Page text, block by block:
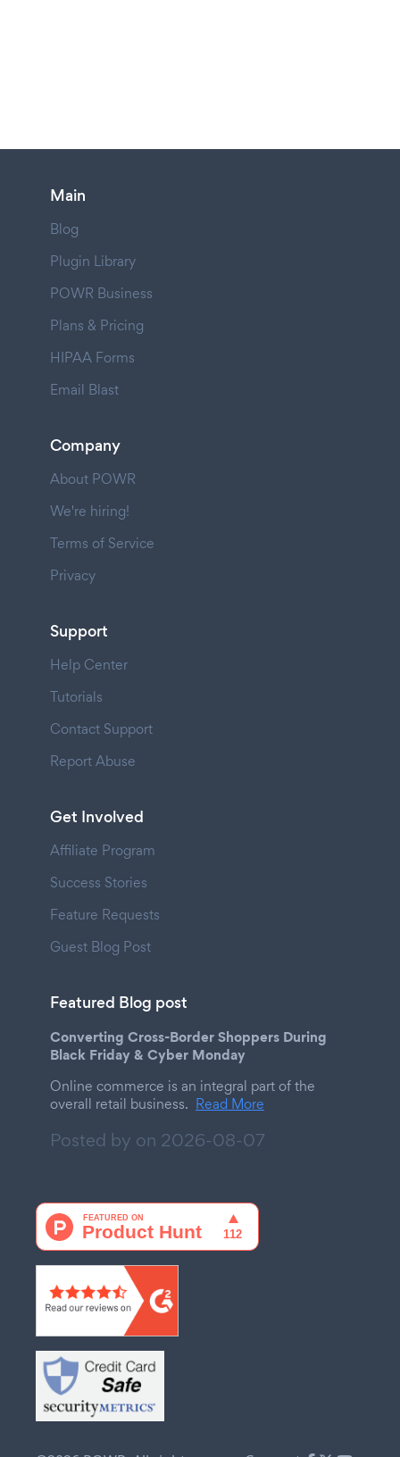
Main
Blog
Plugin Library
POWR Business
Plans & Pricing
HIPAA Forms
Email Blast
Company
About POWR
We're hiring!
Terms of Service
Privacy
Support
Help Center
Tutorials
Contact Support
Report Abuse
Get Involved
Affiliate Program
Success Stories
Feature Requests
Guest Blog Post
Featured Blog post
Converting Cross-Border Shoppers During
Black Friday & Cyber Monday
Online commerce is an integral part of the
overall retail business. Read More
Posted by on 2026-08-07